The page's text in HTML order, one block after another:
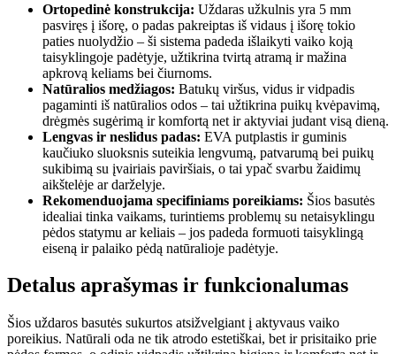
Ortopedinė konstrukcija: Uždaras užkulnis yra 5 mm
pasviręs į išorę, o padas pakreiptas iš vidaus į išorę tokio
paties nuolydžio – ši sistema padeda išlaikyti vaiko koją
taisyklingoje padėtyje, užtikrina tvirtą atramą ir mažina
apkrovą keliams bei čiurnoms.
Natūralios medžiagos: Batukų viršus, vidus ir vidpadis
pagaminti iš natūralios odos – tai užtikrina puikų kvėpavimą,
drėgmės sugėrimą ir komfortą net ir aktyviai judant visą dieną.
Lengvas ir neslidus padas: EVA putplastis ir guminis
kaučiuko sluoksnis suteikia lengvumą, patvarumą bei puikų
sukibimą su įvairiais paviršiais, o tai ypač svarbu žaidimų
aikštelėje ar darželyje.
Rekomenduojama specifiniams poreikiams: Šios basutės
idealiai tinka vaikams, turintiems problemų su netaisyklingu
pėdos statymu ar keliais – jos padeda formuoti taisyklingą
eiseną ir palaiko pėdą natūralioje padėtyje.
Detalus aprašymas ir funkcionalumas
Šios uždaros basutės sukurtos atsižvelgiant į aktyvaus vaiko
poreikius. Natūrali oda ne tik atrodo estetiškai, bet ir prisitaiko prie